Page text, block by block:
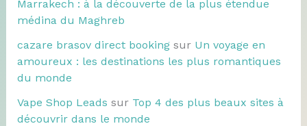
Marrakech : à la découverte de la plus étendue
médina du Maghreb
cazare brasov direct bookingsur Un voyage en
amoureux : les destinations les plus romantiques
du monde
Vape Shop Leads sur Top 4 des plus beaux sites à
découvrir dans le monde